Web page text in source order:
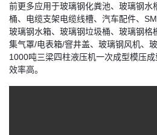
前更多应用于玻璃钢化粪池、玻璃钢水
桶、电缆支架电缆线槽、汽车配件、
玻璃钢水箱、玻璃钢垃圾桶、玻璃钢格
集气罩/电表箱/窨井盖、玻璃钢风机、
1000吨三梁四柱液压机一次成型模压成
效率高。